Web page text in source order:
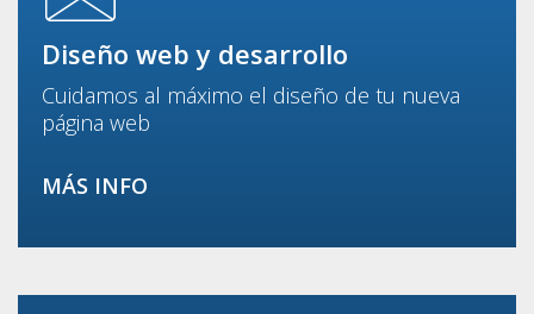
Diseño web y desarrollo
Cuidamos al máximo el diseño de tu nueva
página web
MÁS INFO